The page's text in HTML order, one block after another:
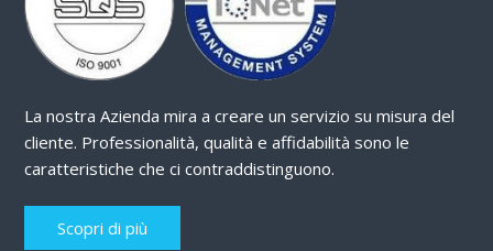
La nostra Azienda mira a creare un servizio su misura del
cliente. Professionalità, qualità e affidabilità sono le
caratteristiche che ci contraddistinguono.
Scopri di più